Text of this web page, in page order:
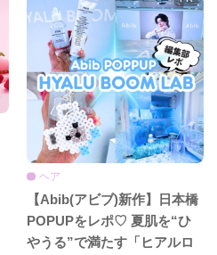
ヘア
【Abib(アビブ)新作】日本橋
POPUPをレポ♡ 夏肌を“ひ
やうる”で満たす「ヒアルロ